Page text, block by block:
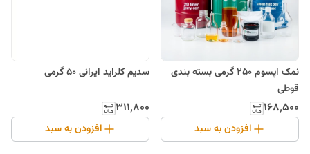
نمک اپسوم 250 گرمی بسته بندی
قوطی
۱۶۸٬۵۰۰
افزودن به سبد
سدیم کلراید ایرانی 50 گرمی
۳۱۱٬۸۰۰
افزودن به سبد